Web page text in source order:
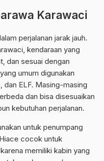
Karawaci
perjalanan jarak jauh.
kendaraan yang
dan sesuai dengan
umum digunakan
dan ELF. Masing-masing
dan bisa disesuaikan
kebutuhan perjalanan.
untuk penumpang
cocok untuk
memiliki kabin yang